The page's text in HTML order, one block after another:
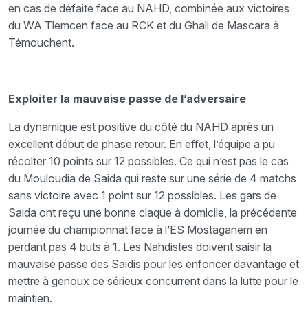
en cas de défaite face au NAHD, combinée aux victoires
du WA Tlemcen face au RCK et du Ghali de Mascara à
Témouchent.
Exploiter la mauvaise passe de l’adversaire
La dynamique est positive du côté du NAHD après un
excellent début de phase retour. En effet, l’équipe a pu
récolter 10 points sur 12 possibles. Ce qui n’est pas le cas
du Mouloudia de Saida qui reste sur une série de 4 matchs
sans victoire avec 1 point sur 12 possibles. Les gars de
Saida ont reçu une bonne claque à domicile, la précédente
journée du championnat face à l’ES Mostaganem en
perdant pas 4 buts à 1. Les Nahdistes doivent saisir la
mauvaise passe des Saidis pour les enfoncer davantage et
mettre à genoux ce sérieux concurrent dans la lutte pour le
maintien.